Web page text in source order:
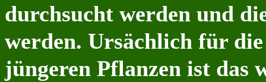
durchsucht werden und
werden. Ursächlich für
jüngeren Pflanzen ist das